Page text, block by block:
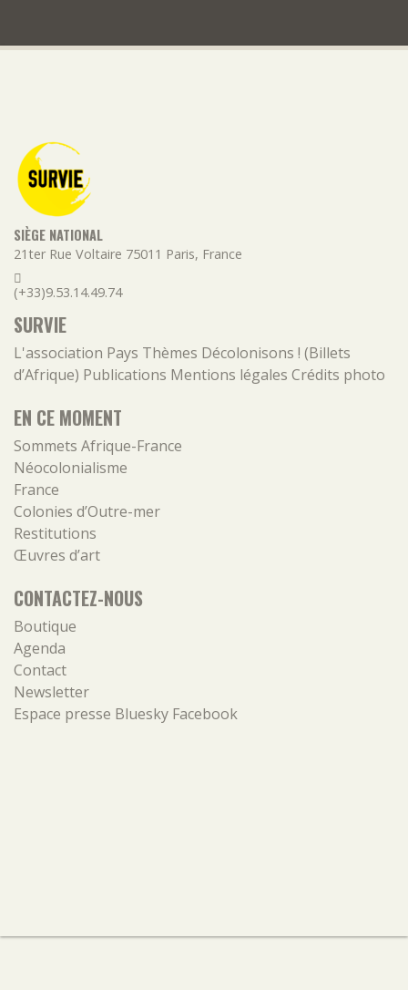
SIÈGE NATIONAL
21ter Rue Voltaire 75011 Paris, France
(+33)9.53.14.49.74
SURVIE
L'association Pays Thèmes Décolonisons ! (Billets
d’Afrique) Publications Mentions légales Crédits photo
EN CE MOMENT
Sommets Afrique-France
Néocolonialisme
France
Colonies d’Outre-mer
Restitutions
Œuvres d’art
CONTACTEZ-NOUS
Boutique
Agenda
Contact
Newsletter
Espace presse Bluesky Facebook